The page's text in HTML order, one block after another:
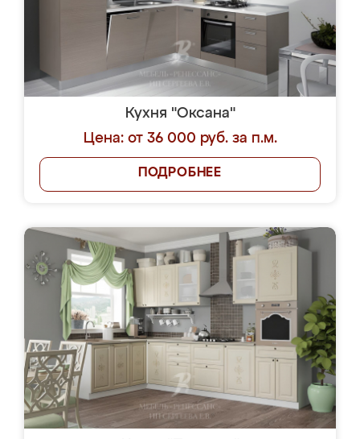
Кухня "Оксана"
Цена: от 36 000 руб. за п.м.
ПОДРОБНЕЕ